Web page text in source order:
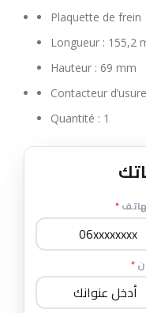
Plaquette de frein
Longueur : 155,2
Hauteur : 69 mm
Contacteur
Quantité : 1
*
*